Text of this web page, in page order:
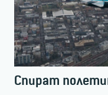
Спират